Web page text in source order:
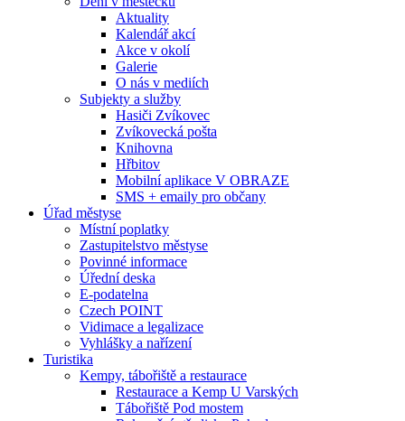
Aktuality
Kalendář akcí
Akce v okolí
Galerie
O nás v mediích
Subjekty a služby
Hasiči Zvíkovec
Zvíkovecká pošta
Knihovna
Hřbitov
Mobilní aplikace V OBRAZE
SMS + emaily pro občany
Úřad městyse
Místní poplatky
Zastupitelstvo městyse
Povinné informace
Úřední deska
E-podatelna
Czech POINT
Vidimace a legalizace
Vyhlášky a nařízení
Turistika
Kempy, tábořiště a restaurace
Restaurace a Kemp U Varských
Tábořiště Pod mostem